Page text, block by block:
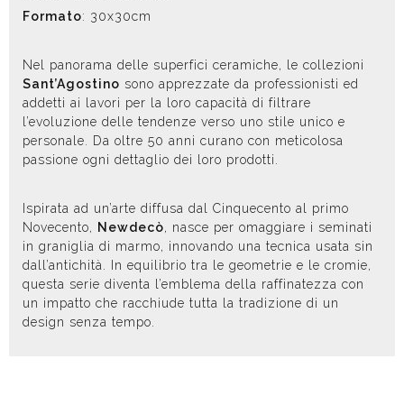
Formato: 30x30cm
Nel panorama delle superfici ceramiche, le collezioni
Sant’Agostino sono apprezzate da professionisti ed
addetti ai lavori per la loro capacità di filtrare
l’evoluzione delle tendenze verso uno stile unico e
personale. Da oltre 50 anni curano con meticolosa
passione ogni dettaglio dei loro prodotti.
Ispirata ad un’arte diffusa dal Cinquecento al primo
Novecento, Newdecò, nasce per omaggiare i seminati
in graniglia di marmo, innovando una tecnica usata sin
dall’antichità. In equilibrio tra le geometrie e le cromie,
questa serie diventa l’emblema della raffinatezza con
un impatto che racchiude tutta la tradizione di un
design senza tempo.